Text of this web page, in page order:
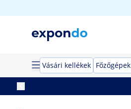
Vásári kellékek Főzőgépek